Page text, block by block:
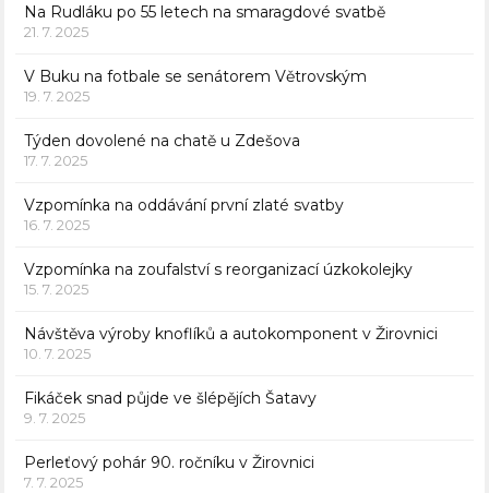
Na Rudláku po 55 letech na smaragdové svatbě
21. 7. 2025
V Buku na fotbale se senátorem Větrovským
19. 7. 2025
Týden dovolené na chatě u Zdešova
17. 7. 2025
Vzpomínka na oddávání první zlaté svatby
16. 7. 2025
Vzpomínka na zoufalství s reorganizací úzkokolejky
15. 7. 2025
Návštěva výroby knoflíků a autokomponent v Žirovnici
10. 7. 2025
Fikáček snad půjde ve šlépějích Šatavy
9. 7. 2025
Perleťový pohár 90. ročníku v Žirovnici
7. 7. 2025